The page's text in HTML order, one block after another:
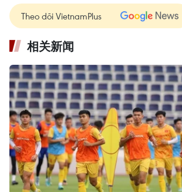
Theo dõi VietnamPlus
相关新闻